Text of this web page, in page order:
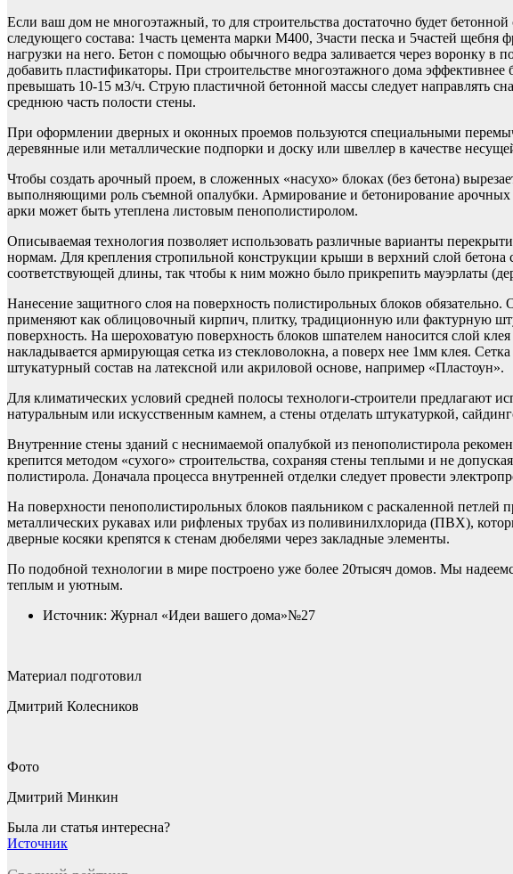
Если ваш дом не многоэтажный, то для строительства достаточно будет
следующего состава: 1часть цемента марки М400, 3части песка и 5частей
нагрузки на него. Бетон с помощью обычного ведра заливается через воронку
добавить пластификаторы. При строительстве многоэтажного дома
превышать 10-15 м3/ч. Струю пластичной бетонной массы следует направлять
среднюю часть полости стены.
При оформлении дверных и оконных проемов пользуются специальными
деревянные или металлические подпорки и доску или швеллер в качестве
Чтобы создать арочный проем, в сложенных «насухо» блоках (без бетона)
выполняющими роль съемной опалубки. Армирование и бетонирование арочных
арки может быть утеплена листовым пенополистиролом.
Описываемая технология позволяет использовать различные варианты
нормам. Для крепления стропильной конструкции крыши в верхний слой
соответствующей длины, так чтобы к ним можно было прикрепить мауэрлаты
Нанесение защитного слоя на поверхность полистирольных блоков
применяют как облицовочный кирпич, плитку, традиционную или фактурную
поверхность. На шероховатую поверхность блоков шпателем наносится слой
накладывается армирующая сетка из стекловолокна, а поверх нее 1мм клея.
штукатурный состав на латексной или акриловой основе, например «Пластоун».
Для климатических условий средней полосы технологи-строители предлагают
натуральным или искусственным камнем, а стены отделать штукатуркой,
Внутренние стены зданий с неснимаемой опалубкой из пенополистирола
крепится методом «сухого» строительства, сохраняя стены теплыми и не
полистирола. Доначала процесса внутренней отделки следует провести
На поверхности пенополистирольных блоков паяльником с раскаленной
металлических рукавах или рифленых трубах из поливинилхлорида (ПВХ),
дверные косяки крепятся к стенам дюбелями через закладные элементы.
По подобной технологии в мире построено уже более 20тысяч домов. Мы
теплым и уютным.
Источник: Журнал «Идеи вашего дома»№27
Материал подготовил
Дмитрий Колесников
Фото
Дмитрий Минкин
Была ли статья интересна?
Источник